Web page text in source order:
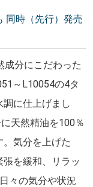
同時（先行）発売
成分にこだわった
～L10054の4タ
に仕上げまし
天然精油を100％
気分を上げた
を緩和、リラッ
々の気分や状況